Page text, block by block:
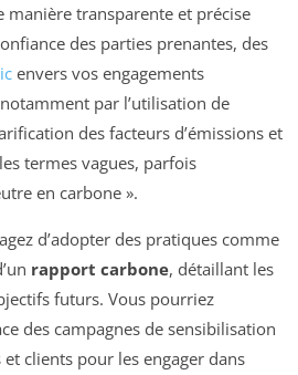
manière transparente et précise
des parties prenantes, des
envers vos engagements
par l’utilisation de
des facteurs d’émissions et
termes vagues, parfois
en carbone ».
d’adopter des pratiques comme
rapport carbone, détaillant les
futurs. Vous pourriez
des campagnes de sensibilisation
clients pour les engager dans